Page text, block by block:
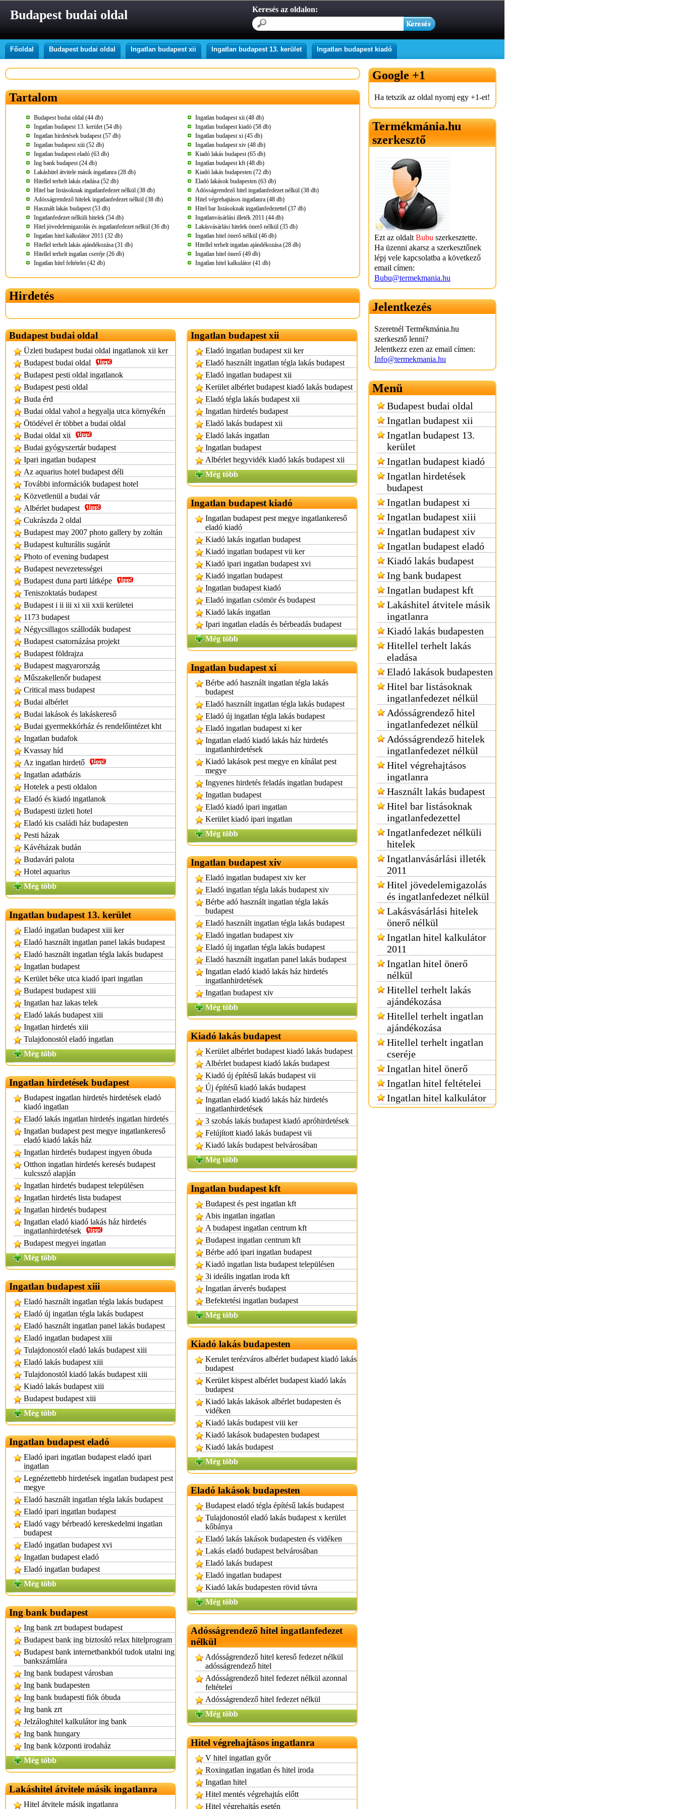
Budapest budai oldal Keresés az oldalon:
Főoldal Budapest budai oldal Ingatlan budapest xii Ingatlan budapest 13. kerület Ingatlan budapest kiadó
Tartalom
Budapest budai oldal (44 db)
Ingatlan budapest xii (48 db)
Ingatlan budapest 13. kerület (54 db)
Ingatlan budapest kiadó (58 db)
Ingatlan hirdetések budapest (57 db)
Ingatlan budapest xi (45 db)
Ingatlan budapest xiii (52 db)
Ingatlan budapest xiv (48 db)
Ingatlan budapest eladó (63 db)
Kiadó lakás budapest (65 db)
Ing bank budapest (24 db)
Ingatlan budapest kft (48 db)
Lakáshitel átvitele másik ingatlanra (28 db)
Kiadó lakás budapesten (72 db)
Hitellel terhelt lakás eladása (52 db)
Eladó lakások budapesten (63 db)
Hitel bar listásoknak ingatlanfedezet nélkül (38 db)
Adósságrendező hitel ingatlanfedezet nélkül (38 db)
Adósságrendező hitelek ingatlanfedezet nélkül (38 db)
Hitel végrehajtásos ingatlanra (48 db)
Használt lakás budapest (53 db)
Hitel bar listásoknak ingatlanfedezettel (37 db)
Ingatlanfedezet nélküli hitelek (54 db)
Ingatlanvásárlási illeték 2011 (44 db)
Hitel jövedelemigazolás és ingatlanfedezet nélkül (36 db)
Lakásvásárlási hitelek önerő nélkül (35 db)
Ingatlan hitel kalkulátor 2011 (32 db)
Ingatlan hitel önerő nélkül (46 db)
Hitellel terhelt lakás ajándékozása (31 db)
Hitellel terhelt ingatlan ajándékozása (28 db)
Hitellel terhelt ingatlan cseréje (26 db)
Ingatlan hitel önerő (49 db)
Ingatlan hitel feltételei (42 db)
Ingatlan hitel kalkulátor (41 db)
Hirdetés
Budapest budai oldal
Üzleti budapest budai oldal ingatlanok xii ker
Budapest budai oldal
Budapest pesti oldal ingatlanok
Budapest pesti oldal
Buda érd
Budai oldal vahol a hegyalja utca környékén
Ötödével ér többet a budai oldal
Budai oldal xii
Budai gyógyszertár budapest
Ipari ingatlan budapest
Az aquarius hotel budapest déli
További információk budapest hotel
Közvetlenül a budai vár
Albérlet budapest
Cukrászda 2 oldal
Budapest may 2007 photo gallery by zoltán
Budapest kulturális sugárút
Photo of evening budapest
Budapest nevezetességei
Budapest duna parti látképe
Teniszoktatás budapest
Budapest i ii iii xi xii xxii kerületei
1173 budapest
Négycsillagos szállodák budapest
Budapest csatornázása projekt
Budapest földrajza
Budapest magyarország
Műszakellenőr budapest
Critical mass budapest
Budai albérlet
Budai lakások és lakáskereső
Budai gyermekkórház és rendelőintézet kht
Ingatlan budafok
Kvassay híd
Az ingatlan hirdető
Ingatlan adatbázis
Hotelek a pesti oldalon
Eladó és kiadó ingatlanok
Budapesti üzleti hotel
Eladó kis családi ház budapesten
Pesti házak
Kávéházak budán
Budavári palota
Hotel aquarius
Még több
Ingatlan budapest 13. kerület
Eladó ingatlan budapest xiii ker
Eladó használt ingatlan panel lakás budapest
Eladó használt ingatlan tégla lakás budapest
Ingatlan budapest
Kerület béke utca kiadó ipari ingatlan
Budapest budapest xiii
Ingatlan haz lakas telek
Eladó lakás budapest xiii
Ingatlan hirdetés xiii
Tulajdonostól eladó ingatlan
Még több
Ingatlan hirdetések budapest
Budapest ingatlan hirdetés hirdetések eladó
kiadó ingatlan
Eladó lakás ingatlan hirdetés ingatlan hirdetés
Ingatlan budapest pest megye ingatlankereső
eladó kiadó lakás ház
Ingatlan hirdetés budapest ingyen óbuda
Otthon ingatlan hirdetés keresés budapest
kulcsszó alapján
Ingatlan hirdetés budapest településen
Ingatlan hirdetés lista budapest
Ingatlan hirdetés budapest
Ingatlan eladó kiadó lakás ház hirdetés
ingatlanhirdetések
Budapest megyei ingatlan
Még több
Ingatlan budapest xiii
Eladó használt ingatlan tégla lakás budapest
Eladó új ingatlan tégla lakás budapest
Eladó használt ingatlan panel lakás budapest
Eladó ingatlan budapest xiii
Tulajdonostól eladó lakás budapest xiii
Eladó lakás budapest xiii
Tulajdonostól kiadó lakás budapest xiii
Kiadó lakás budapest xiii
Budapest budapest xiii
Még több
Ingatlan budapest eladó
Eladó ipari ingatlan budapest eladó ipari
ingatlan
Legnézettebb hirdetések ingatlan budapest pest
megye
Eladó használt ingatlan tégla lakás budapest
Eladó ipari ingatlan budapest
Eladó vagy bérbeadó kereskedelmi ingatlan
budapest
Eladó ingatlan budapest xvi
Ingatlan budapest eladó
Eladó ingatlan budapest
Még több
Ing bank budapest
Ing bank zrt budapest budapest
Budapest bank ing biztosító relax hitelprogram
Budapest bank internetbankból tudok utalni ing
bankszámlára
Ing bank budapest városban
Ing bank budapesten
Ing bank budapesti fiók óbuda
Ing bank zrt
Jelzáloghitel kalkulátor ing bank
Ing bank hungary
Ing bank központi irodaház
Még több
Lakáshitel átvitele másik ingatlanra
Hitel átvitele másik ingatlanra
Ingatlan budapest xii
Eladó ingatlan budapest xii ker
Eladó használt ingatlan tégla lakás budapest
Eladó ingatlan budapest xii
Kerület albérlet budapest kiadó lakás budapest
Eladó tégla lakás budapest xii
Ingatlan hirdetés budapest
Eladó lakás budapest xii
Eladó lakás ingatlan
Ingatlan budapest
Albérlet hegyvidék kiadó lakás budapest xii
Még több
Ingatlan budapest kiadó
Ingatlan budapest pest megye ingatlankereső
eladó kiadó
Kiadó lakás ingatlan budapest
Kiadó ingatlan budapest vii ker
Kiadó ipari ingatlan budapest xvi
Kiadó ingatlan budapest
Ingatlan budapest kiadó
Eladó ingatlan csömör és budapest
Kiadó lakás ingatlan
Ipari ingatlan eladás és bérbeadás budapest
Még több
Ingatlan budapest xi
Bérbe adó használt ingatlan tégla lakás
budapest
Eladó használt ingatlan tégla lakás budapest
Eladó új ingatlan tégla lakás budapest
Eladó ingatlan budapest xi ker
Ingatlan eladó kiadó lakás ház hirdetés
ingatlanhirdetések
Kiadó lakások pest megye en kínálat pest
megye
Ingyenes hirdetés feladás ingatlan budapest
Ingatlan budapest
Eladó kiadó ipari ingatlan
Kerület kiadó ipari ingatlan
Még több
Ingatlan budapest xiv
Eladó ingatlan budapest xiv ker
Eladó ingatlan tégla lakás budapest xiv
Bérbe adó használt ingatlan tégla lakás
budapest
Eladó használt ingatlan tégla lakás budapest
Eladó ingatlan budapest xiv
Eladó új ingatlan tégla lakás budapest
Eladó használt ingatlan panel lakás budapest
Ingatlan eladó kiadó lakás ház hirdetés
ingatlanhirdetések
Ingatlan budapest xiv
Még több
Kiadó lakás budapest
Kerület albérlet budapest kiadó lakás budapest
Albérlet budapest kiadó lakás budapest
Kiadó új építésű lakás budapest vii
Új építésű kiadó lakás budapest
Ingatlan eladó kiadó lakás ház hirdetés
ingatlanhirdetések
3 szobás lakás budapest kiadó apróhirdetések
Felújított kiadó lakás budapest vii
Kiadó lakás budapest belvárosában
Még több
Ingatlan budapest kft
Budapest és pest ingatlan kft
Abis ingatlan ingatlan
A budapest ingatlan centrum kft
Budapest ingatlan centrum kft
Bérbe adó ipari ingatlan budapest
Kiadó ingatlan lista budapest településen
3i ideális ingatlan iroda kft
Ingatlan árverés budapest
Befektetési ingatlan budapest
Még több
Kiadó lakás budapesten
Kerulet terézváros albérlet budapest kiadó lakás
budapest
Kerület kispest albérlet budapest kiadó lakás
budapest
Kiadó lakás lakások albérlet budapesten és
vidéken
Kiadó lakás budapest viii ker
Kiadó lakások budapesten budapest
Kiadó lakás budapest
Még több
Eladó lakások budapesten
Budapest eladó tégla építésű lakás budapest
Tulajdonostól eladó lakás budapest x kerület
kőbánya
Eladó lakás lakások budapesten és vidéken
Lakás eladó budapest belvárosában
Eladó lakás budapest
Eladó ingatlan budapest
Kiadó lakás budapesten rövid távra
Még több
Adósságrendező hitel ingatlanfedezet
nélkül
Adósságrendező hitel kereső fedezet nélkül
adósságrendező hitel
Adósságrendező hitel fedezet nélkül azonnal
feltételei
Adósságrendező hitel fedezet nélkül
Még több
Hitel végrehajtásos ingatlanra
V hitel ingatlan győr
Roxingatlan ingatlan és hitel iroda
Ingatlan hitel
Hitel mentés végrehajtás előtt
Hitel végrehajtás esetén
Google +1
Ha tetszik az oldal nyomj egy +1-et!
Termékmánia.hu
szerkesztő
Ezt az oldalt Bubu szerkesztette.
Ha üzenni akarsz a szerkesztőnek
lépj vele kapcsolatba a következő
email címen:
Bubu@termekmania.hu
Jelentkezés
Szeretnél Termékmánia.hu
szerkesztő lenni?
Jelentkezz ezen az email címen:
Info@termekmania.hu
Menü
Budapest budai oldal
Ingatlan budapest xii
Ingatlan budapest 13.
kerület
Ingatlan budapest kiadó
Ingatlan hirdetések
budapest
Ingatlan budapest xi
Ingatlan budapest xiii
Ingatlan budapest xiv
Ingatlan budapest eladó
Kiadó lakás budapest
Ing bank budapest
Ingatlan budapest kft
Lakáshitel átvitele másik
ingatlanra
Kiadó lakás budapesten
Hitellel terhelt lakás
eladása
Eladó lakások budapesten
Hitel bar listásoknak
ingatlanfedezet nélkül
Adósságrendező hitel
ingatlanfedezet nélkül
Adósságrendező hitelek
ingatlanfedezet nélkül
Hitel végrehajtásos
ingatlanra
Használt lakás budapest
Hitel bar listásoknak
ingatlanfedezettel
Ingatlanfedezet nélküli
hitelek
Ingatlanvásárlási illeték
2011
Hitel jövedelemigazolás
és ingatlanfedezet nélkül
Lakásvásárlási hitelek
önerő nélkül
Ingatlan hitel kalkulátor
2011
Ingatlan hitel önerő
nélkül
Hitellel terhelt lakás
ajándékozása
Hitellel terhelt ingatlan
ajándékozása
Hitellel terhelt ingatlan
cseréje
Ingatlan hitel önerő
Ingatlan hitel feltételei
Ingatlan hitel kalkulátor